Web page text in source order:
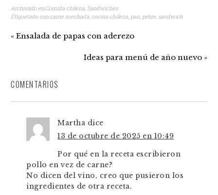
Archivado en:Comida chilena Sandwiches
Etiquetado con:carne mechada cocina chilena pan pebre sandwich
« Ensalada de papas con aderezo
Ideas para menú de año nuevo »
COMENTARIOS
Martha dice
13 de octubre de 2025 en 10:49
Por qué en la receta escribieron
pollo en vez de carne?
No dicen del vino, creo que pusieron los
ingredientes de otra receta.